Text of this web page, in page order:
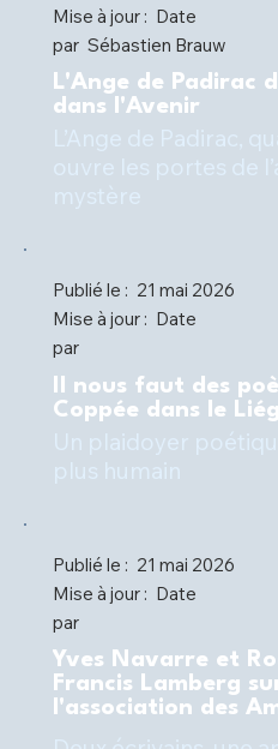
Mise à jour : Date
par Sébastien Brauw
L'Ange de Padirac
dans l'Avenir
Publié le : 21 mai 2026
Mise à jour : Date
par
Il nous faut des
Coppée dans le
Publié le : 21 mai 2026
Mise à jour : Date
par
Yves Navarre et
Francis Lamberg
l'association des